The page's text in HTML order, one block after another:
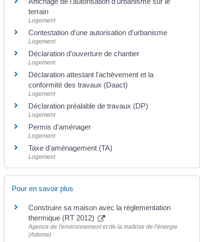
terrain
Logement
Contestation d'une autorisation d'urbanisme
Logement
Déclaration d'ouverture de chantier
Logement
Déclaration attestant l'achèvement et la
conformité des travaux (Daact)
Logement
Déclaration préalable de travaux (DP)
Logement
Permis d'aménager
Logement
Taxe d'aménagement (TA)
Logement
Pour en savoir plus
Construire sa maison avec la réglementation
thermique (RT 2012)
Agence de l'environnement et de la maîtrise de l'énergie
(Ademe)